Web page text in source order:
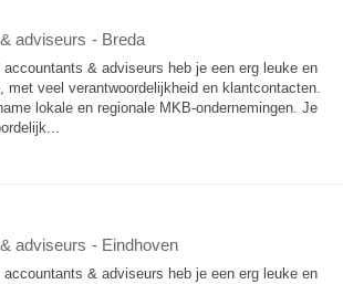
adviseurs - Breda
& adviseurs heb je een erg leuke en
met veel verantwoordelijkheid en klantcontacten.
lokale en regionale MKB-ondernemingen. Je
adviseurs - Eindhoven
& adviseurs heb je een erg leuke en